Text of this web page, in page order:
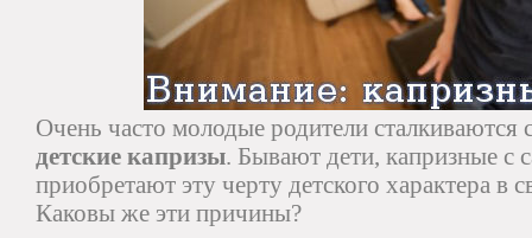
Очень часто молодые родители сталкиваются
детские капризы. Бывают дети, капризные с
приобретают эту черту детского характера в
Каковы же эти причины?